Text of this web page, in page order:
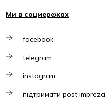
Ми в соцмережах
facebook
telegram
instagram
підтримати post impreza